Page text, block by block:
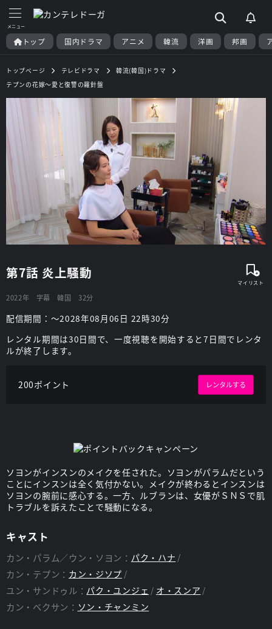
トップ 国内ドラマ アニメ 韓流 洋画 邦画
トップページ テレビドラマ
韓流(韓国)ドラマ
テプンの花嫁～愛と復讐の羅針盤
第7話 炎上騒動
2022年 字幕 韓国 32分
配信期間：～2028年08月06日 22時30分
レンタル期間は30日間で、一度視聴を開始すると7日間でレンタ
ルが終了します。
200ポイント レンタルする
ソヨンがインスンのメイクを任された。ソヨンがパラムだという
ことにインスンは全く気付かない。メイクが終わるとインスンは
ソヨンの腕前に感心する。一方、ルブランは、女優がＳＮＳで肌
トラブルを訴えたことで騒動になる。
キャスト
カン・パラム／ウン・ソヨン： パク・ハナ
カン・テプン： カン・ジソプ
ユン・サンドゥル： パク・ユンジェ オ・スンア
カン・ベクサン： ソン・チャンミン